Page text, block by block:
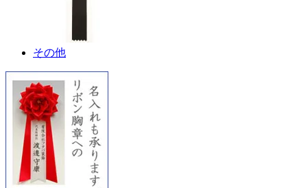
その他